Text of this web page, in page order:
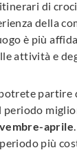
di
della
è più
attività e
partire
periodo
aprile
più